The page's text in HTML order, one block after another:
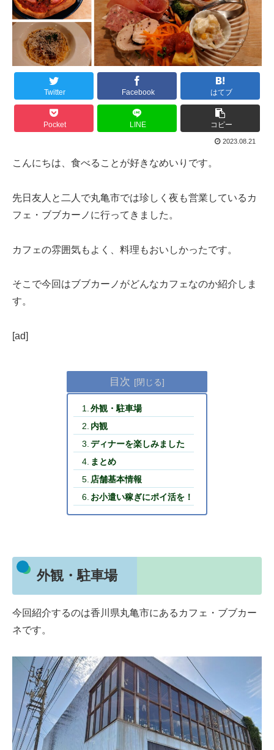
Twitter Facebook はてブ
Pocket LINE コピー
2023.08.21
こんにちは、食べることが好きなめいりです。
先日友人と二人で丸亀市では珍しく夜も営業しているカ
フェ・ブブカーノに行ってきました。
カフェの雰囲気もよく、料理もおいしかったです。
そこで今回はブブカーノがどんなカフェなのか紹介しま
す。
[ad]
目次
外観・駐車場
内観
ディナーを楽しみました
まとめ
店舗基本情報
お小遣い稼ぎにポイ活を！
外観・駐車場
今回紹介するのは香川県丸亀市にあるカフェ・ブブカー
ネです。